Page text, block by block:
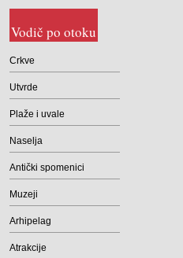
Vodič po otoku
Crkve
Utvrde
Plaže i uvale
Naselja
Antički spomenici
Muzeji
Arhipelag
Atrakcije